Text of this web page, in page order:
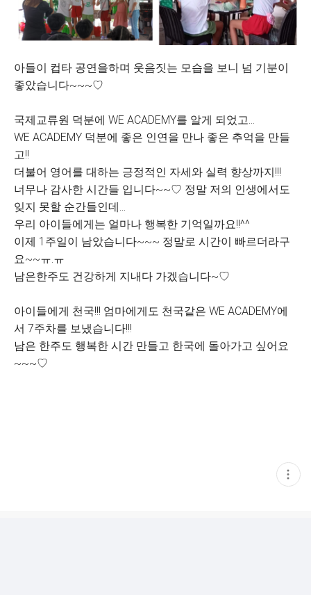
아들이 컵타 공연을하며 웃음짓는 모습을 보니 넘 기분이
좋았습니다~~~♡
국제교류원 덕분에 WE ACADEMY를 알게 되었고...
WE ACADEMY 덕분에 좋은 인연을 만나 좋은 추억을 만들
고!!
더불어 영어를 대하는 긍정적인 자세와 실력 향상까지!!!
너무나 감사한 시간들 입니다~~♡ 정말 저의 인생에서도
잊지 못할 순간들인데...
우리 아이들에게는 얼마나 행복한 기억일까요!!^^
이제 1주일이 남았습니다~~~ 정말로 시간이 빠르더라구
요~~ㅠ.ㅠ
남은한주도 건강하게 지내다 가겠습니다~♡
아이들에게 천국!!! 엄마에게도 천국같은 WE ACADEMY에
서 7주차를 보냈습니다!!!
남은 한주도 행복한 시간 만들고 한국에 돌아가고 싶어요
~~~♡
현
재